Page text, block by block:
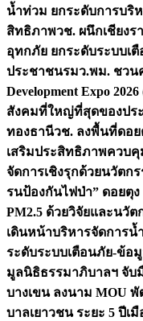
น้ำท่วม ยกระดับการบริ
สิทธิภาพวช. ผนึกเชียงร
อุทกภัย ยกระดับระบบเ
ประชาชนรมว.พม. ชวน
Development Expo
สังคมที่ใหญ่ที่สุดของปร
ทองธานีวช. ลงพื้นที่ดอย
เสริมประสิทธิภาพควบ
จัดการเชิงรุกด้วยนวัตก
รนป้องกันไฟป่า” ดอยตุ
PM2.5 ด้วยวิจัยและนวัต
เดินหน้าบริหารจัดการน้
ระดับระบบเตือนภัย-ข้อ
มูลนิธิธรรมาภิบาลฯ จับ
บางเขน ลงนาม MOU
บาลเยาวชน ระยะ 5 ปีเ